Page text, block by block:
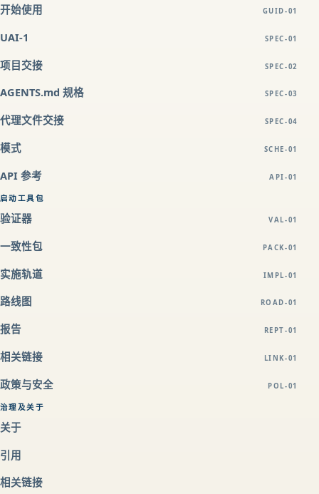
开始使用 GUID-01
UAI-1 SPEC-01
项目交接 SPEC-02
AGENTS.md 规格 SPEC-03
代理文件交接 SPEC-04
模式 SCHE-01
API 参考 API-01
启动工具包
验证器 VAL-01
一致性包 PACK-01
实施轨道 IMPL-01
路线图 ROAD-01
报告 REPT-01
相关链接 LINK-01
政策与安全 POL-01
治理及关于
关于
引用
相关链接